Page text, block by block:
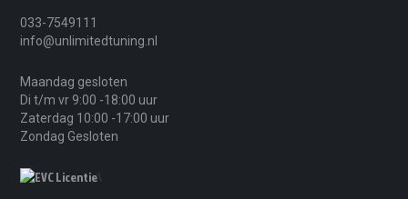
E90 facelift?
Ja, mits professioneel uitgevoerd. We
stemmen de software af op de staat van de
auto en jouw wensen.
model?
033-7549111
info@unlimitedtuning.nl
Maandag gesloten
Di t/m vr 9:00 -18:00 uur
Zaterdag 10:00 -17:00 uur
Zondag Gesloten